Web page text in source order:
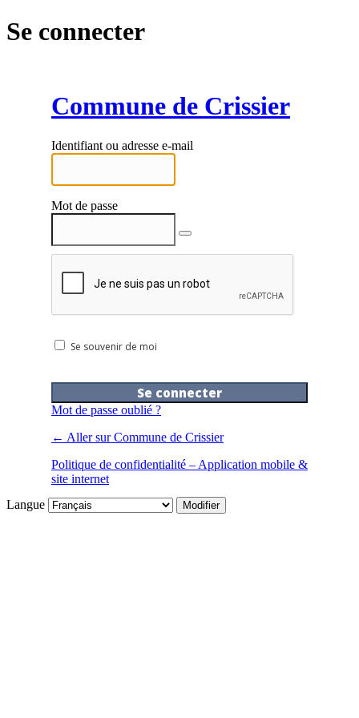
Se connecter
Commune de Crissier
Identifiant ou adresse e-mail
Mot de passe
Se souvenir de moi
Mot de passe oublié ?
← Aller sur Commune de Crissier
Politique de confidentialité – Application mobile &
site internet
Langue